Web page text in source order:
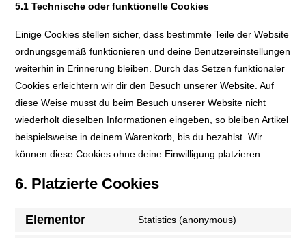
5.1 Technische oder funktionelle Cookies
Einige Cookies stellen sicher, dass bestimmte Teile der Website
ordnungsgemäß funktionieren und deine Benutzereinstellungen
weiterhin in Erinnerung bleiben. Durch das Setzen funktionaler
Cookies erleichtern wir dir den Besuch unserer Website. Auf
diese Weise musst du beim Besuch unserer Website nicht
wiederholt dieselben Informationen eingeben, so bleiben Artikel
beispielsweise in deinem Warenkorb, bis du bezahlst. Wir
können diese Cookies ohne deine Einwilligung platzieren.
6. Platzierte Cookies
Elementor Statistics (anonymous)